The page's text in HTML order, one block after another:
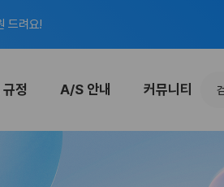
정 A/S 안내 커뮤니티